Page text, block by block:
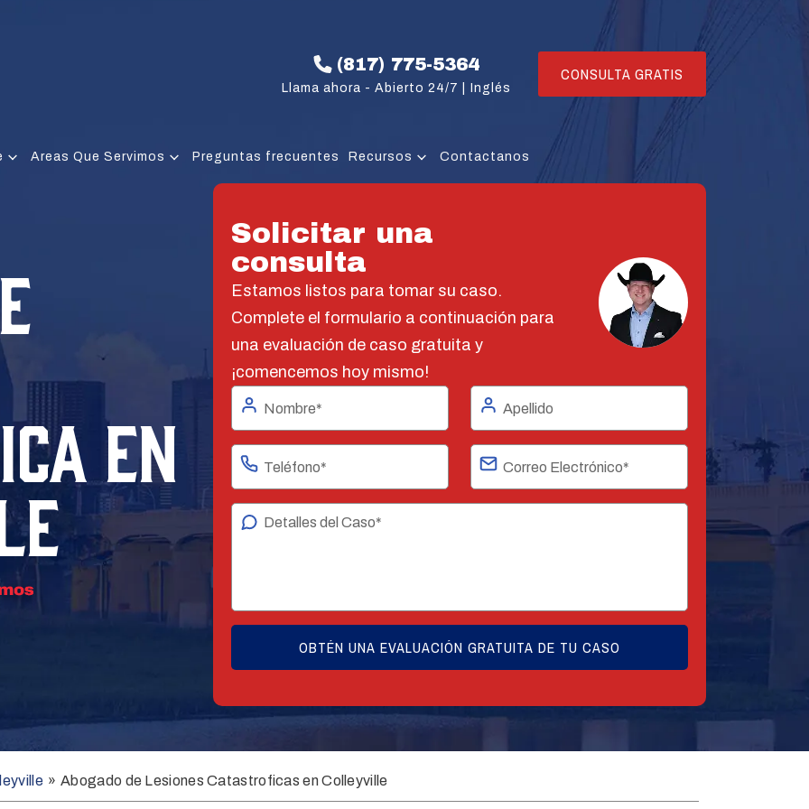
(817) 775-5364
Llama ahora - Abierto 24/7 | Inglés
CONSULTA GRATIS
Areas Que Servimos Preguntas frecuentes Recursos Contactanos
EN
Solicitar una
consulta
Estamos listos para tomar su caso.
Complete el formulario a continuación para
una evaluación de caso gratuita y
¡comencemos hoy mismo!
» Abogado de Lesiones Catastroficas en Colleyville